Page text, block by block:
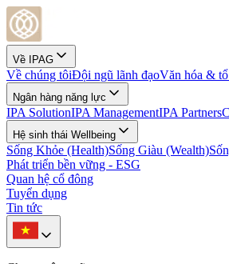
Về IPAG
Về chúng tôiĐội ngũ lãnh đạoVăn hóa &
Ngân hàng năng lực
IPA SolutionIPA ManagementIPA Partners
Hệ sinh thái Wellbeing
Sống Khỏe (Health)Sống Giàu (Wealth)
Phát triển bền vững - ESG
Quan hệ cổ đông
Tuyển dụng
Tin tức